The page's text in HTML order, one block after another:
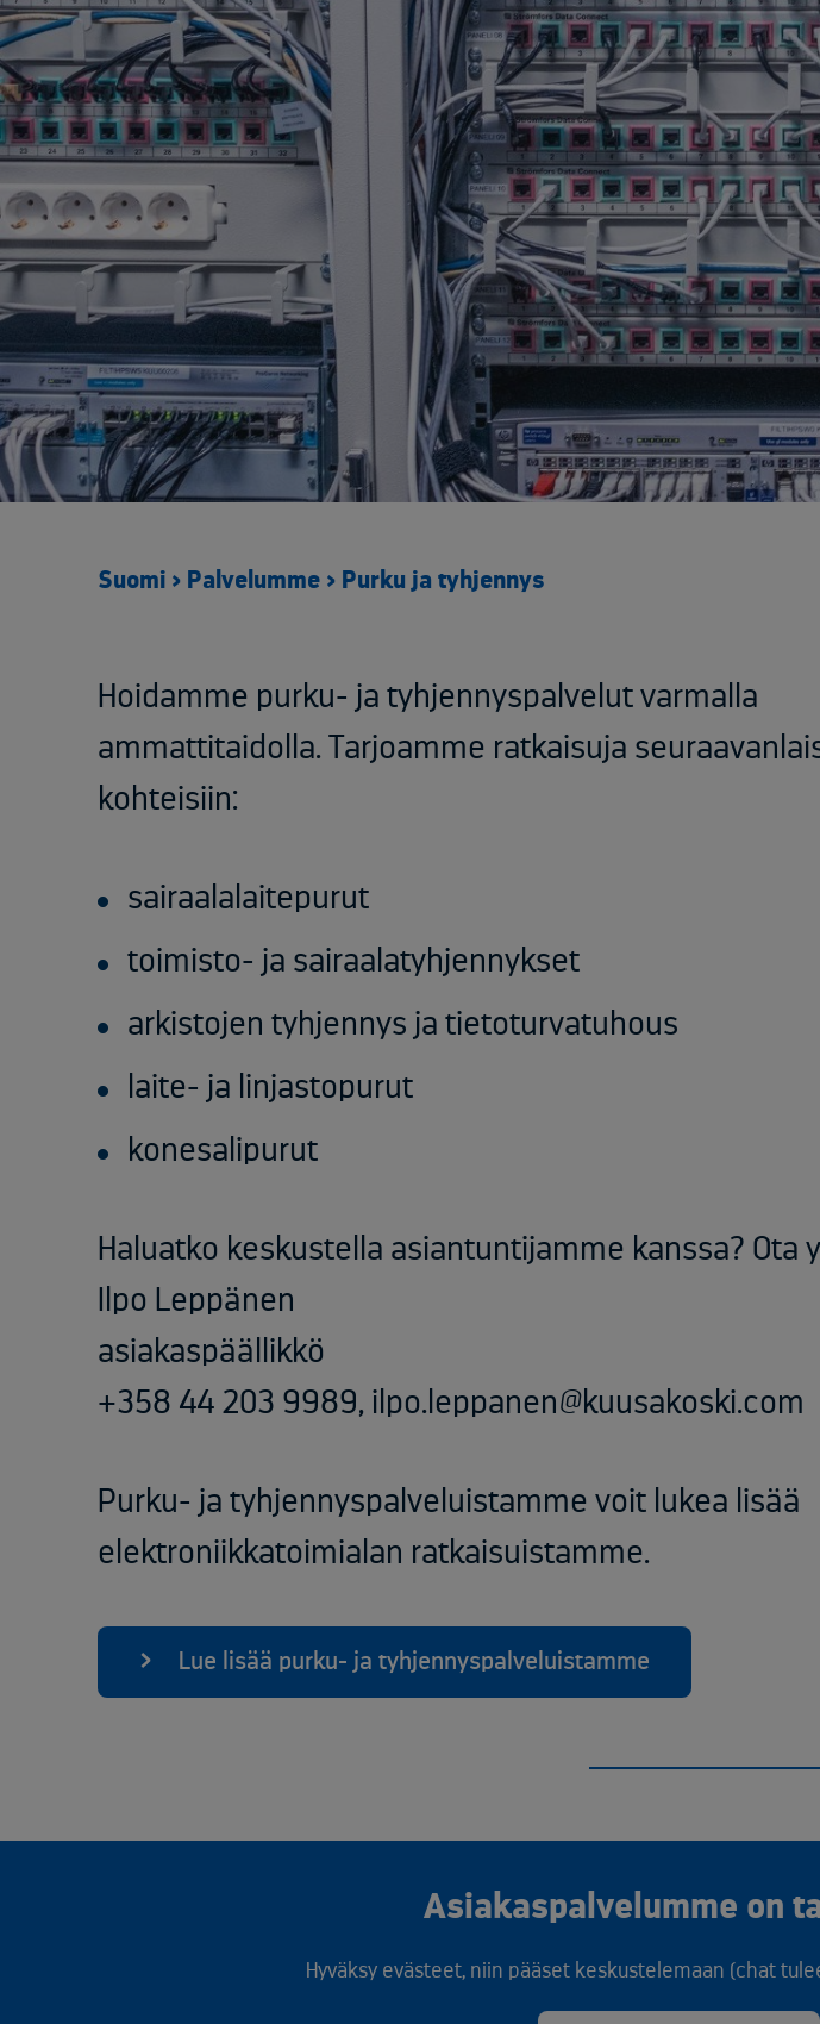
Metsäteollisuus
Elektroniikan kiinteähintaiset kierrätysratkaisut
Huoltoseisokkien räätälöidyt kierrätyspalvelut​
Kierrätysalueen kameravalvonta
Kierrätyskonsultointi
Lavat ja logistiikka
Materiaalien ja arkaluontoisten dokumenttien turvatuhous
Purku- ja tyhjennyspalvelut​
Raportointi ja seuranta
Saastuneen maaperän käsittely
Suurien muuntajien käsittely
Sähköinen siirtoasiakirjapalvelu
Tuotannon ja kunnossapidon metalliromun kierrätys
Rakentaminen ja infrastruktuuri
Arkaluontoisten dokumenttien
Elektroniikan tietoturvaratkaisut
Luotettavat kuljetuskumppanit
Muut käsittelypalvelut
Rakennusjätteen vastaanotto
Raportointi
Räätälöity opastus
Sähköinen siirtoasiakirjapalvelu
Suomi > Palvelumme > Purku ja tyhjennys
Hoidamme purku- ja tyhjennyspalvelut varmalla
ammattitaidolla. Tarjoamme ratkaisuja
kohteisiin:
sairaalalaitepurut
toimisto- ja sairaalatyhjennykset
arkistojen tyhjennys ja tietoturvatuhous
laite- ja linjastopurut
konesalipurut
Haluatko keskustella asiantuntijamme kanssa? Ota
Ilpo Leppänen
asiakaspäällikkö
+358 44 203 9989, ilpo.leppanen@kuusakoski.com
Purku- ja tyhjennyspalveluistamme voit lukea lisää
elektroniikkatoimialan ratkaisuistamme.
Lue lisää purku- ja tyhjennyspalveluistamme
Asiakaspalvelumme on
Hyväksy evästeet, niin pääset keskustelemaan (chat